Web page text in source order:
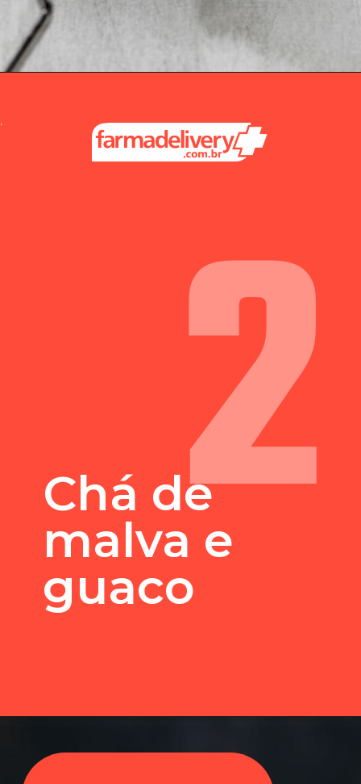
2
Chá de
malva e
guaco